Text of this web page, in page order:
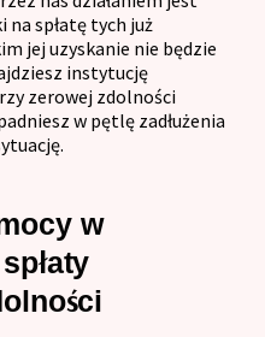
spłatę tych już
jej uzyskanie nie będzie
instytucję
zerowej zdolności
w pętlę zadłużenia
w